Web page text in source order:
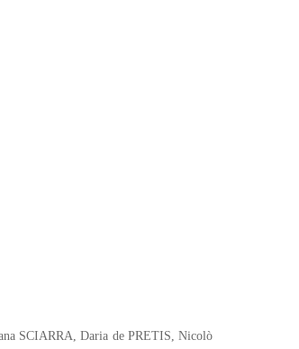
SCIARRA, Daria de PRETIS, Nicolò